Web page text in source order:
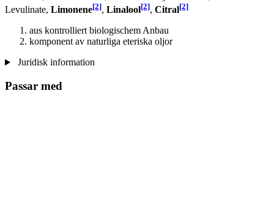
Levulinate, Limonene[2], Linalool[2], Citral[2]
aus kontrolliert biologischem Anbau
komponent av naturliga eteriska oljor
Juridisk information
Passar med